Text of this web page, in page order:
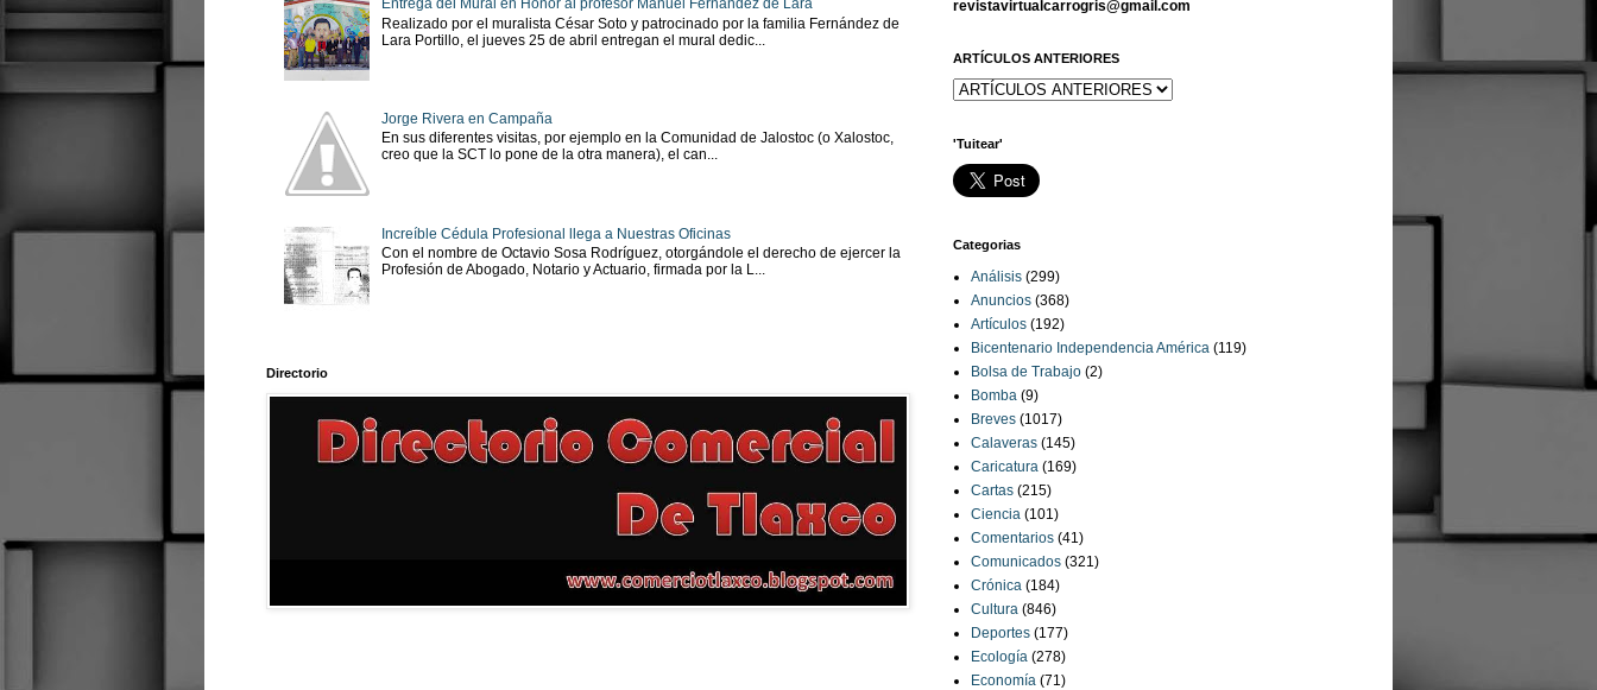
Entrega del Mural en Honor al profesor Manuel Fernández de Lara
Realizado por el muralista César Soto y patrocinado por la familia Fernández de
Lara Portillo, el jueves 25 de abril entregan el mural dedic...
Jorge Rivera en Campaña
En sus diferentes visitas, por ejemplo en la Comunidad de Jalostoc (o Xalostoc,
creo que la SCT lo pone de la otra manera), el can...
Increíble Cédula Profesional llega a Nuestras Oficinas
Con el nombre de Octavio Sosa Rodríguez, otorgándole el derecho de ejercer la
Profesión de Abogado, Notario y Actuario, firmada por la L...
Directorio
revistavirtualcarrogris@gmail.com
ARTÍCULOS ANTERIORES
'Tuitear'
Categorias
Análisis (299)
Anuncios (368)
Artículos (192)
Bicentenario Independencia América (119)
Bolsa de Trabajo (2)
Bomba (9)
Breves (1017)
Calaveras (145)
Caricatura (169)
Cartas (215)
Ciencia (101)
Comentarios (41)
Comunicados (321)
Crónica (184)
Cultura (846)
Deportes (177)
Ecología (278)
Economía (71)